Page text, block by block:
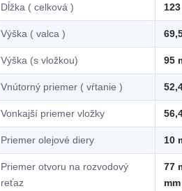
Dĺžka ( celková )
Výška ( valca )
Výška (s vložkou) 95
Vnútorný priemer ( vŕtanie )
Vonkajší priemer vložky
Priemer olejové diery 10
Priemer otvoru na rozvodový
reťaz
77
mm